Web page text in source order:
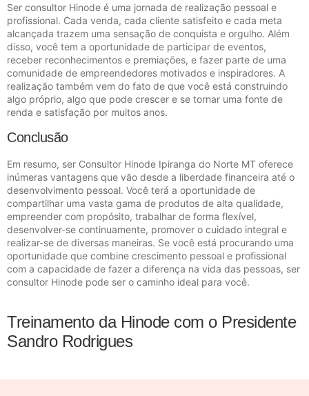
Ser consultor Hinode é uma jornada de realização pessoal e
profissional. Cada venda, cada cliente satisfeito e cada meta
alcançada trazem uma sensação de conquista e orgulho. Além
disso, você tem a oportunidade de participar de eventos,
receber reconhecimentos e premiações, e fazer parte de uma
comunidade de empreendedores motivados e inspiradores. A
realização também vem do fato de que você está construindo
algo próprio, algo que pode crescer e se tornar uma fonte de
renda e satisfação por muitos anos.
Conclusão
Em resumo, ser Consultor Hinode Ipiranga do Norte MT oferece
inúmeras vantagens que vão desde a liberdade financeira até o
desenvolvimento pessoal. Você terá a oportunidade de
compartilhar uma vasta gama de produtos de alta qualidade,
empreender com propósito, trabalhar de forma flexível,
desenvolver-se continuamente, promover o cuidado integral e
realizar-se de diversas maneiras. Se você está procurando uma
oportunidade que combine crescimento pessoal e profissional
com a capacidade de fazer a diferença na vida das pessoas, ser
consultor Hinode pode ser o caminho ideal para você.
Treinamento da Hinode com o Presidente
Sandro Rodrigues